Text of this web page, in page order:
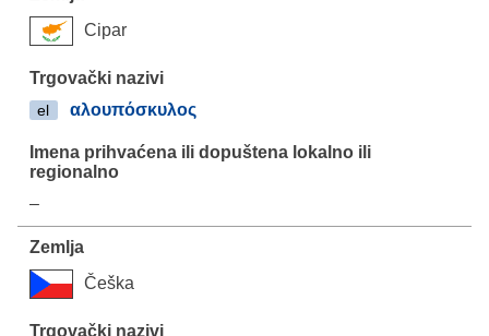
Cipar
el αλουπόσκυλος
–
Češka